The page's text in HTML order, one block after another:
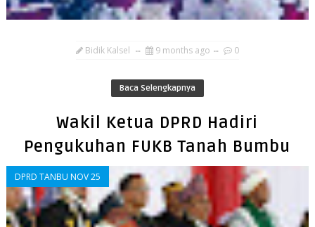
Bidik Kalsel 9 months ago 0
Baca Selengkapnya
Wakil Ketua DPRD Hadiri
Pengukuhan FUKB Tanah Bumbu
DPRD TANBU NOV 25